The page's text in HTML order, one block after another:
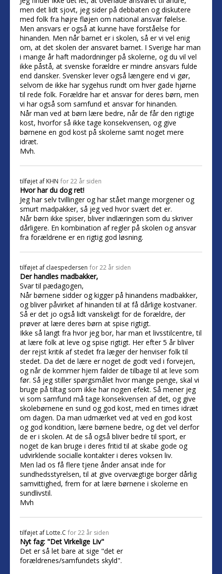
men det lidt sjovt, jeg sider på debbaten og diskutere
med folk fra højre fløjen om national ansvar følelse.
Men ansvars er også at kunne have forståelse for
hinanden. Men når barnet er i skolen, så er vi vel enig
om, at det skolen der ansvaret barnet. I Sverige har man
i mange år haft madordninger på skolerne, og du vil vel
ikke påstå, at svenske forældre er mindre ansvars fulde
end dansker. Svensker lever også længere end vi gør,
selvom de ikke har sygehus rundt om hver gade hjørne
til rede folk. Forældre har et ansvar for deres børn, men
vi har også som samfund et ansvar for hinanden.
Når man ved at børn lære bedre, når de får den rigtige
kost, hvorfor så ikke tage konsekvensen, og give
børnene en god kost på skolerne samt noget mere
idræt.
Mvh.
tilføjet af KHN for 22 år siden
Hvor har du dog ret!
Jeg har selv tvillinger og har stået mange morgener og
smurt madpakker, så jeg ved hvor svært det er.
Når børn ikke spiser, bliver indlæringen som du skriver
dårligere. En kombination af regler på skolen og ansvar
fra forældrene er en rigtig god løsning.
tilføjet af claespedersen for 22 år siden
Der handles madbakker,
Svar til pædagogen,
Når børnene sidder og kigger på hinandens madbakker,
og bliver påvirket af hinanden til at få dårlige kostvaner.
Så er det jo også lidt vanskeligt for de forældre, der
prøver at lære deres børn at spise rigtigt.
Ikke så langt fra hvor jeg bor, har man et livsstilcentre, til
at lære folk at leve og spise rigtigt. Her efter 5 år bliver
der rejst kritik af stedet fra læger der henviser folk til
stedet. Da det de lære er noget de godt ved i forvejen,
og når de kommer hjem falder de tilbage til at leve som
før. Så jeg stiller spørgsmålet hvor mange penge, skal vi
bruge på tiltag som ikke har nogen efekt. Så mener jeg
vi som samfund må tage konsekvensen af det, og give
skolebørnene en sund og god kost, med en times idræt
om dagen. Da man udmærket ved at ved en god kost
og god kondition, lære børnene bedre, og det vel derfor
de er i skolen. At de så også bliver bedre til sport, er
noget de kan bruge i deres fritid til at skabe gode og
udvirklende socialle kontakter i deres voksen liv.
Men lad os få flere tjene ånder ansat inde for
sundhedsstyrelsen, til at give overvægtige borger dårlig
samvittighed, frem for at lære børnene i skolerne en
sundlivstil.
Mvh
tilføjet af Lotte.C for 22 år siden
Nyt fag: "Det Virkelige Liv"
Det er så let bare at sige "det er
forældrenes/samfundets skyld".